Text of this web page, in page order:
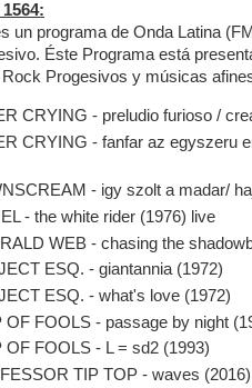
un programa de Onda Latina
Éste Programa está
Rock Progesivos y músicas
CRYING - preludio furioso /
CRYING - fanfar az egyszeru
- igy szolt a madar/
- the white rider (1976) live
WEB - chasing the
ESQ. - giantannia (1972)
ESQ. - what's love (1972)
OF FOOLS - passage by night
OF FOOLS - L = sd2 (1993)
TIP TOP - waves (2016)